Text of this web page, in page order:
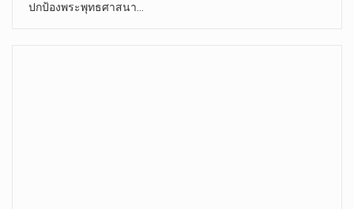
ปกป้องพระพุทธศาสนา…